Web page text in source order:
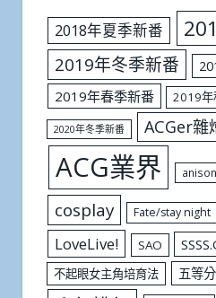
2018年夏季新番
2019年冬季新番
2019年春季新番
2019年
2020年冬季新番 ACGer雜
ACG業界
cosplay Fate/stay night
LoveLive! SAO
不起眼女主角培育法 五等